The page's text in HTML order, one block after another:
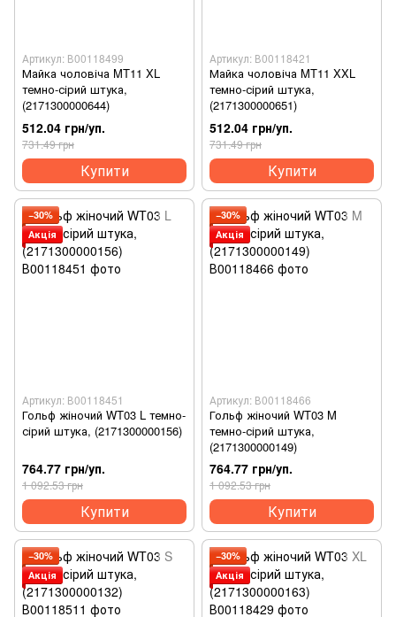
Артикул: В00118499
Майка чоловіча MT11 XL
темно-сірий штука,
(2171300000644)
512.04 грн/уп.
731.49 грн
Купити
Артикул: В00118421
Майка чоловіча MT11 XXL
темно-сірий штука,
(2171300000651)
512.04 грн/уп.
731.49 грн
Купити
−30%
Акція
Артикул: В00118451
Гольф жіночий WT03 L темно-
сірий штука, (2171300000156)
764.77 грн/уп.
1 092.53 грн
Купити
−30%
Акція
Артикул: В00118466
Гольф жіночий WT03 M
темно-сірий штука,
(2171300000149)
764.77 грн/уп.
1 092.53 грн
Купити
−30%
Акція
−30%
Акція